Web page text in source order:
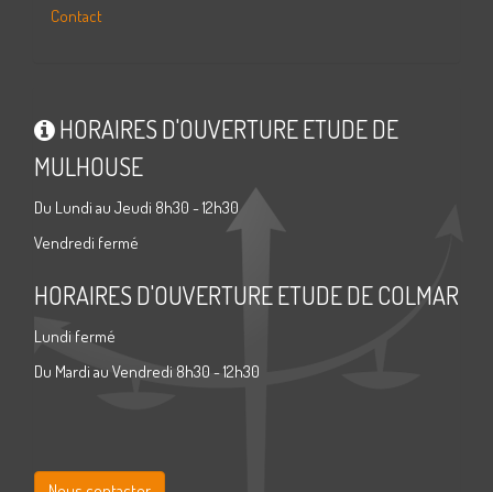
Contact
HORAIRES D'OUVERTURE ETUDE DE
MULHOUSE
Du Lundi au Jeudi 8h30 - 12h30
Vendredi fermé
HORAIRES D'OUVERTURE ETUDE DE COLMAR
Lundi fermé
Du Mardi au Vendredi 8h30 - 12h30